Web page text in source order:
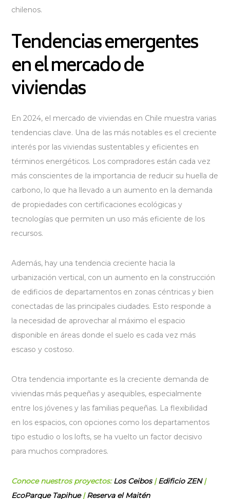
chilenos.
Tendencias emergentes
en el mercado de
viviendas
En 2024, el mercado de viviendas en Chile muestra varias
tendencias clave. Una de las más notables es el creciente
interés por las viviendas sustentables y eficientes en
términos energéticos. Los compradores están cada vez
más conscientes de la importancia de reducir su huella de
carbono, lo que ha llevado a un aumento en la demanda
de propiedades con certificaciones ecológicas y
tecnologías que permiten un uso más eficiente de los
recursos.
Además, hay una tendencia creciente hacia la
urbanización vertical, con un aumento en la construcción
de edificios de departamentos en zonas céntricas y bien
conectadas de las principales ciudades. Esto responde a
la necesidad de aprovechar al máximo el espacio
disponible en áreas donde el suelo es cada vez más
escaso y costoso.
Otra tendencia importante es la creciente demanda de
viviendas más pequeñas y asequibles, especialmente
entre los jóvenes y las familias pequeñas. La flexibilidad
en los espacios, con opciones como los departamentos
tipo estudio o los lofts, se ha vuelto un factor decisivo
para muchos compradores.
Conoce nuestros proyectos:Los Ceibos|Edificio ZEN|
EcoParque Tapihue|Reserva el Maitén